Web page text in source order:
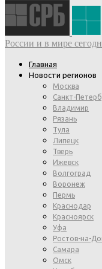
России и в мире
Главная
Новости регионов
Москва
Санкт-
Владимир
Рязань
Тула
Липецк
Тверь
Ижевск
Волгоград
Воронеж
Пермь
Краснодар
Красноярск
Уфа
Ростов-на-
Самара
Омск